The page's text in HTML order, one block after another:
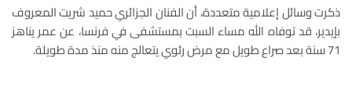
ذكرت وسائل إعلامية متعددة، أن الفنان الجزائري حميد شريت المعروف
بإيدير، قد توفاه الله مساء السبت بمستشفى في فرنسا، عن عمر يناهز
71 سنة بعد صراع طويل مع مرض رئوي يتعالج منه منذ مدة طويلة.